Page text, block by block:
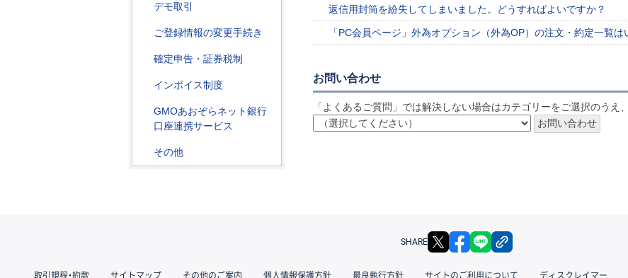
デモ取引
ご登録情報の変更手続き
確定申告・証券税制
インボイス制度
GMOあおぞらネット銀行
口座連携サービス
その他
返信用封筒を紛失してしまいました。どうすればよいですか？
「PC会員ページ」外為オプション（外為OP）の注文・約定一覧
お問い合わせ
「よくあるご質問」では解決しない場合はカテゴリーをご選択のうえ
SHARE X facebook
取引規程・約款 サイトマップ その他のご案内 個人情報保護方針 最良執行方針 サイトのご利用について ディスクレイマー